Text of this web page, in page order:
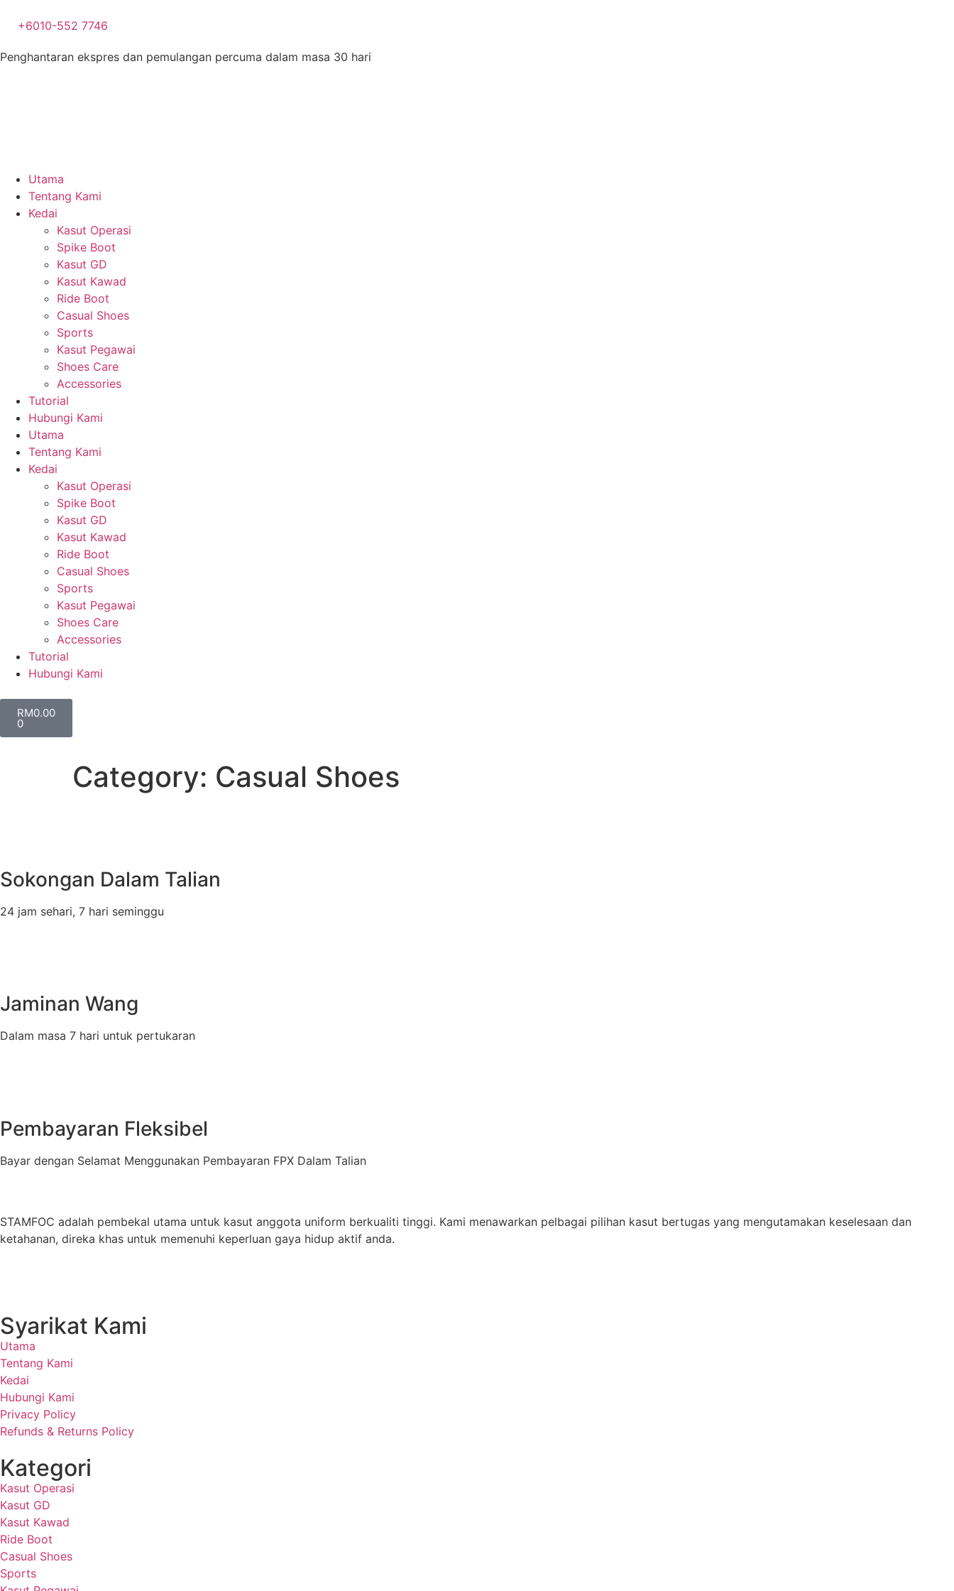
+6010-552 7746
Penghantaran ekspres dan pemulangan percuma dalam masa 30 hari
Utama
Tentang Kami
Kedai
Kasut Operasi
Spike Boot
Kasut GD
Kasut Kawad
Ride Boot
Casual Shoes
Sports
Kasut Pegawai
Shoes Care
Accessories
Tutorial
Hubungi Kami
Utama
Tentang Kami
Kedai
Kasut Operasi
Spike Boot
Kasut GD
Kasut Kawad
Ride Boot
Casual Shoes
Sports
Kasut Pegawai
Shoes Care
Accessories
Tutorial
Hubungi Kami
RM0.00
0
Category: Casual Shoes
Sokongan Dalam Talian
24 jam sehari, 7 hari seminggu
Jaminan Wang
Dalam masa 7 hari untuk pertukaran
Pembayaran Fleksibel
Bayar dengan Selamat Menggunakan Pembayaran FPX Dalam Talian
STAMFOC adalah pembekal utama untuk kasut anggota uniform berkualiti tinggi. Kami menawarkan pelbagai pilihan kasut bertugas yang mengutamakan keselesaan dan
ketahanan, direka khas untuk memenuhi keperluan gaya hidup aktif anda.
Syarikat Kami
Utama
Tentang Kami
Kedai
Hubungi Kami
Privacy Policy
Refunds & Returns Policy
Kategori
Kasut Operasi
Kasut GD
Kasut Kawad
Ride Boot
Casual Shoes
Sports